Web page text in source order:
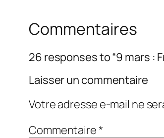
Commentaires
26 responses to “9 mars :
Laisser un commentaire
Votre adresse e-mail ne
Commentaire*